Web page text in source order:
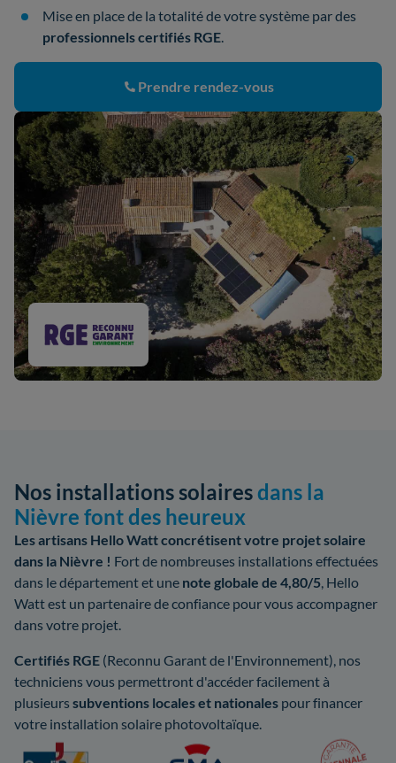
Mise en place de la totalité de votre système par des
professionnels certifiés RGE
Prendre rendez-vous
Nos installations solairesdans la
Nièvre font des heureux
Les artisans Hello Watt concrétisent votre projet solaire
dans la Nièvre ! Fort de nombreuses installations effectuées
dans le département et une note globale de 4,80/5 , Hello
Watt est un partenaire de confiance pour vous accompagner
dans votre projet.
Certifiés RGE (Reconnu Garant de l'Environnement), nos
techniciens vous permettront d'accéder facilement à
plusieurs subventions locales et nationales pour financer
votre installation solaire photovoltaïque.